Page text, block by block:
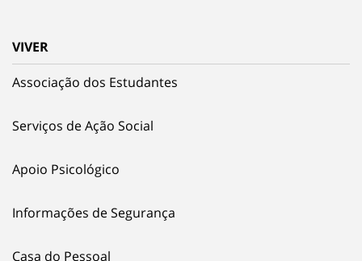
VIVER
Associação dos Estudantes
Serviços de Ação Social
Apoio Psicológico
Informações de Segurança
Casa do Pessoal